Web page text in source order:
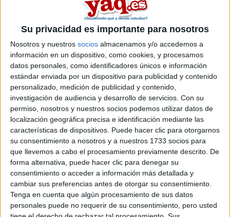
Su privacidad es importante para nosotros
Nosotros y nuestros socios almacenamos y/o accedemos a
información en un dispositivo, como cookies, y procesamos
datos personales, como identificadores únicos e información
estándar enviada por un dispositivo para publicidad y contenido
personalizado, medición de publicidad y contenido,
investigación de audiencia y desarrollo de servicios. Con su
permiso, nosotros y nuestros socios podemos utilizar datos de
localización geográfica precisa e identificación mediante las
características de dispositivos. Puede hacer clic para otorgarnos
su consentimiento a nosotros y a nuestros 1733 socios para
que llevemos a cabo el procesamiento previamente descrito. De
forma alternativa, puede hacer clic para denegar su
consentimiento o acceder a información más detallada y
cambiar sus preferencias antes de otorgar su consentimiento.
Tenga en cuenta que algún procesamiento de sus datos
personales puede no requerir de su consentimiento, pero usted
Comentarios
29 de junio, 2011 - 16:06 #2
Paula YAQ
Desconectado
Hola Andrea,
La opción que planteas de comenzarBiologíay pasarte el
próximo curso aEnfermeríaes factible, pero no sencillo. ¿Por
qué? Al año siguiente, en las universidades públicas vuelven
a tener en cuenta tu nota de acceso a la universidad para el
grado que quieres cursar. Y si este año no lo has conseguido,
es muy recomendable que te presentes a la fase específica
para mejorar tus opciones, aunque sea de cara al próximo
curso.